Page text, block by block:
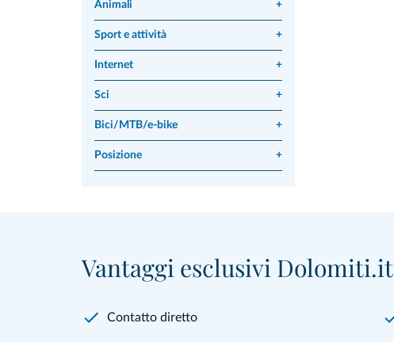
Animali +
Sport e attività +
Internet +
Sci +
Bici/MTB/e-bike +
Posizione +
Vantaggi esclusivi Dolomiti.it
Contatto diretto